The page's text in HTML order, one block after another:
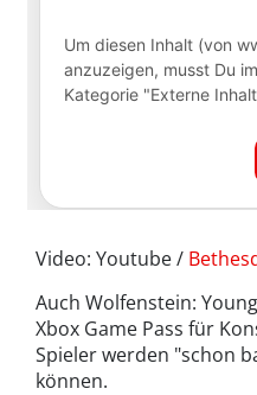
Video: Youtube /
Auch Wolfenstein:
Xbox Game Pass für
Spieler werden "schon
können.